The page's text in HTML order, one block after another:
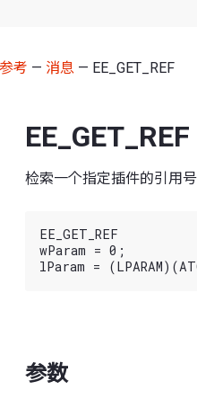
考 — 消息— EE_GET_REF
EE_GET_REF
检索一个指定插件的引用
EE_GET_REF
wParam = 0;
参数